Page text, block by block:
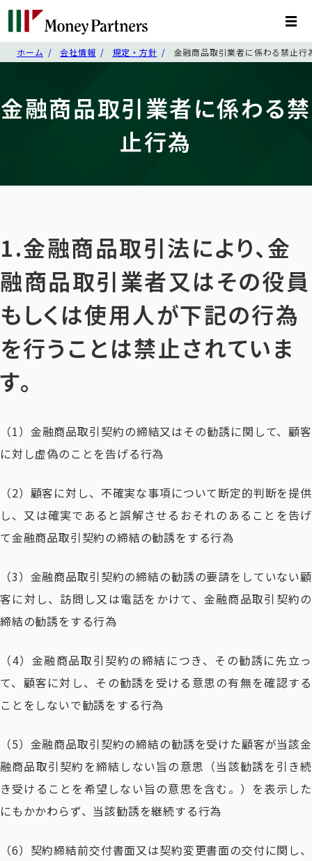
ホーム 会社情報 規定・方針 金融商品取引業者に係わる禁止行
金融商品取引業者に係わる禁
止行為
1.金融商品取引法により、金
融商品取引業者又はその役員
もしくは使用人が下記の行為
を行うことは禁止されていま
す。
（1）金融商品取引契約の締結又はその勧誘に関して、顧客
に対し虚偽のことを告げる行為
（2）顧客に対し、不確実な事項について断定的判断を提供
し、又は確実であると誤解させるおそれのあることを告げ
て金融商品取引契約の締結の勧誘をする行為
（3）金融商品取引契約の締結の勧誘の要請をしていない顧
客に対し、訪問し又は電話をかけて、金融商品取引契約の
締結の勧誘をする行為
（4）金融商品取引契約の締結につき、その勧誘に先立っ
て、顧客に対し、その勧誘を受ける意思の有無を確認する
ことをしないで勧誘をする行為
（5）金融商品取引契約の締結の勧誘を受けた顧客が当該金
融商品取引契約を締結しない旨の意思（当該勧誘を引き続
き受けることを希望しない旨の意思を含む。）を表示した
にもかかわらず、当該勧誘を継続する行為
（6）契約締結前交付書面又は契約変更書面の交付に関し、